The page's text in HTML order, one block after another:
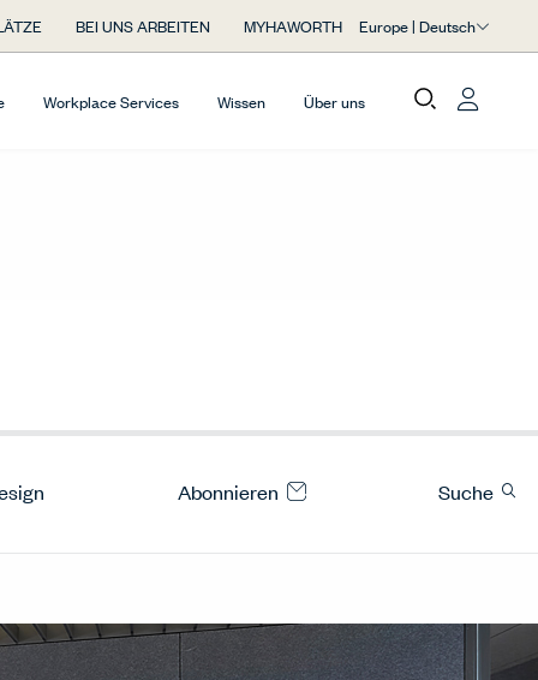
BEI UNS ARBEITEN MYHAWORTH Europe | Deutsch
Workplace Services Wissen Über uns
Abonnieren Suche